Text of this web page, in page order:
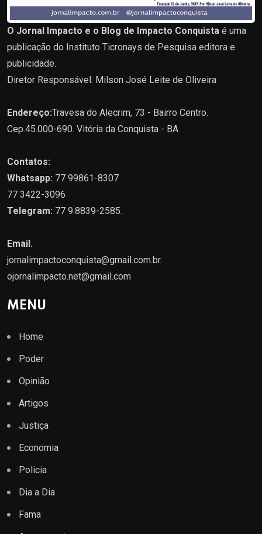
O Jornal Impacto e o Blog de Impacto Conquista é uma
publicação do Instituto Ticronays de Pesquisa editora e
publicidade.
Diretor Responsável: Milson José Leite de Oliveira
Endereço:Travesa do Alecrim, 73 - Bairro Centro.
Cep.45.000-690. Vitória da Conquista - BA
Contatos:
Whatsapp: 77 99861-8307
77 3422-3096
Telegram: 77 9.8839-2585.
Email.
jornalimpactoconquista@gmail.com.br.
ojornalimpacto.net@gmail.com
MENU
Home
Poder
Opinião
Artigos
Justiça
Economia
Policia
Dia a Dia
Fama